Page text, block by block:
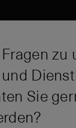
zu
Sie